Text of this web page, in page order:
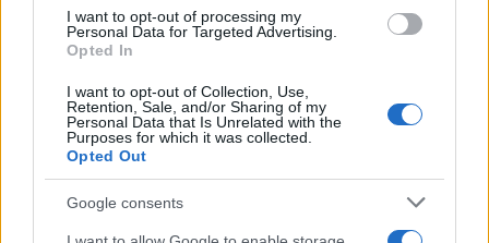
I want to opt-out of processing my
Personal Data for Targeted Advertising.
Opted In
I want to opt-out of Collection, Use,
Retention, Sale, and/or Sharing of my
Personal Data that Is Unrelated with the
Purposes for which it was collected.
Opted Out
Google consents
editoriale che è un’esplicita risposta alle parole
del premier. Al di là delle formule scontate sulla
libertà che finisce dove inizia quella dell’altro, la
Viola ha sciorinatotutto il campionarioche
abbiamo dovuto metabolizzare in questo assurdo
biennio: evocando il sacrificio, la responsabilità,
l’altruismo, la solidarietà che rappresenterebbero